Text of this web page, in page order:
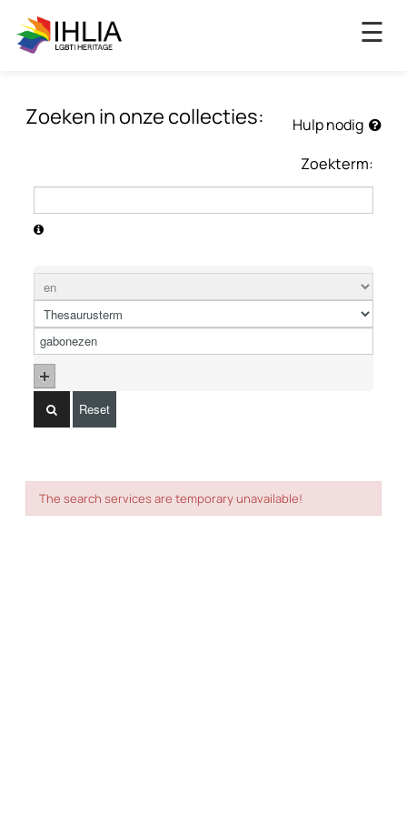
×
☰
Zoeken in onze collecties:
Hulp nodig
Zoekterm:
Reset
The search services are temporary unavailable!